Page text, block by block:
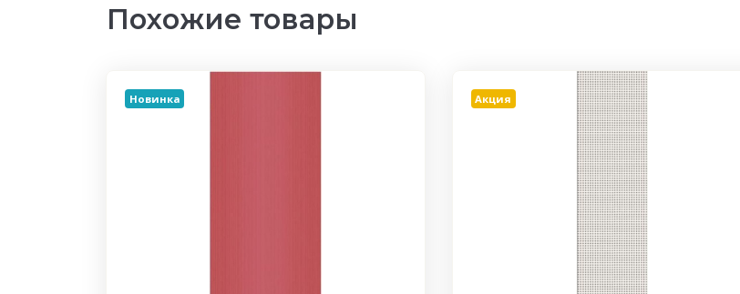
Похожие товары
Новинка Акция